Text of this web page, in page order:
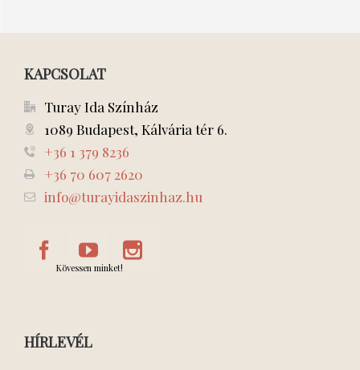
KAPCSOLAT
Turay Ida Színház
1089 Budapest, Kálvária tér 6.
+36 1 379 8236
+36 70 607 2620
info@turayidaszinhaz.hu
Kövessen minket!
HÍRLEVÉL